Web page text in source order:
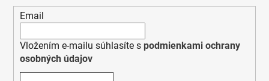
Email
Vložením e-mailu súhlasíte s podmienkami ochrany
osobných údajov